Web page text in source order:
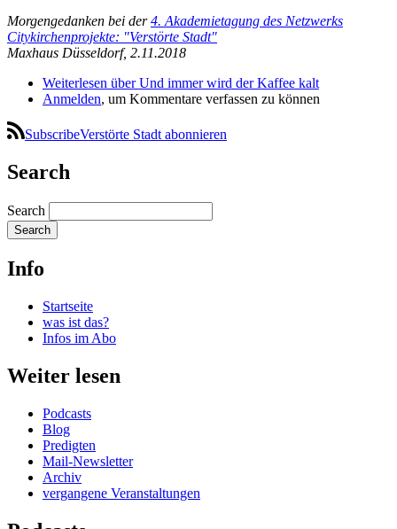
Morgengedanken bei der4. Akademietagung des Netzwerks
Citykirchenprojekte: "Verstörte Stadt"
Maxhaus Düsseldorf, 2.11.2018
Weiterlesen über Und immer wird der Kaffee kalt
Anmelden, um Kommentare verfassen zu können
SubscribeVerstörte Stadt abonnieren
Search
Search
Info
Startseite
was ist das?
Infos im Abo
Weiter lesen
Podcasts
Blog
Predigten
Mail-Newsletter
Archiv
vergangene Veranstaltungen